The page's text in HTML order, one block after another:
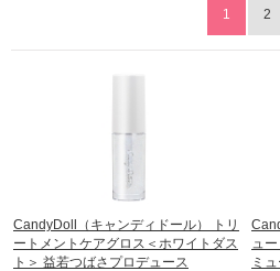
1 2
CandyDoll（キャンディドール） トリ
ートメントケアグロス＜ホワイトダス
ト＞ 益若つばさプロデュース
ュ
ミ